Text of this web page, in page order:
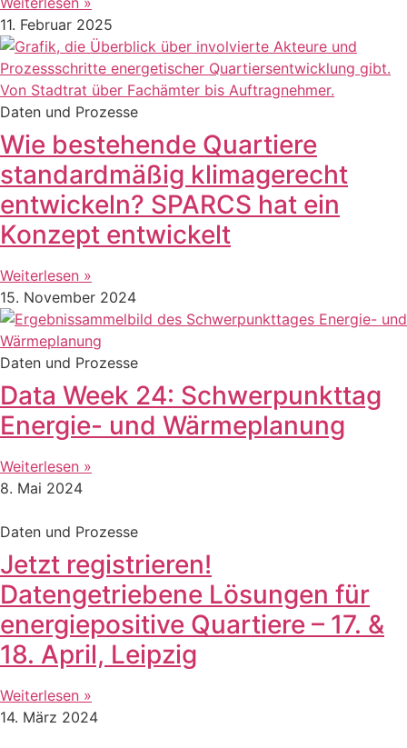
11. Februar 2025
Daten und Prozesse
Wie bestehende Quartiere
standardmäßig klimagerecht
entwickeln? SPARCS hat ein
Konzept entwickelt
Weiterlesen »
15. November 2024
Daten und Prozesse
Data Week 24: Schwerpunkttag
Energie- und Wärmeplanung
Weiterlesen »
8. Mai 2024
Daten und Prozesse
Jetzt registrieren!
Datengetriebene Lösungen für
energiepositive Quartiere – 17. &
18. April, Leipzig
Weiterlesen »
14. März 2024